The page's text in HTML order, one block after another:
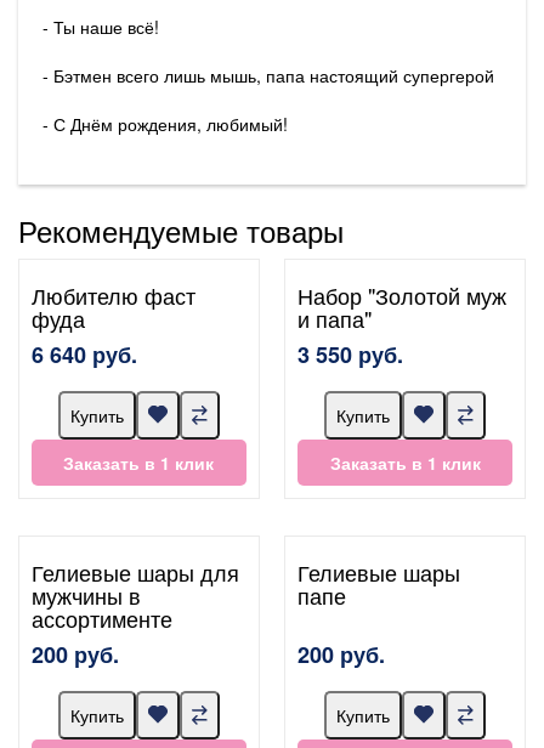
- Ты наше всё!
- Бэтмен всего лишь мышь, папа настоящий супергерой
- С Днём рождения, любимый!
Рекомендуемые товары
Любителю фаст
фуда
6 640 руб.
Купить
Заказать в 1 клик
Набор "Золотой муж
и папа"
3 550 руб.
Купить
Заказать в 1 клик
Гелиевые шары для
мужчины в
ассортименте
200 руб.
Купить
Гелиевые шары
папе
200 руб.
Купить